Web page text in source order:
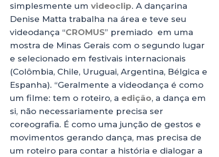
simplesmente um videoclip. A dançarina
Denise Matta trabalha na área e teve seu
videodança “CROMUS” premiado em uma
mostra de Minas Gerais com o segundo lugar
e selecionado em festivais internacionais
(Colômbia, Chile, Uruguai, Argentina, Bélgica e
Espanha). “Geralmente a videodança é como
um filme: tem o roteiro, a edição, a dança em
si, não necessariamente precisa ser
coreografia. É como uma junção de gestos e
movimentos gerando dança, mas precisa de
um roteiro para contar a história e dialogar a